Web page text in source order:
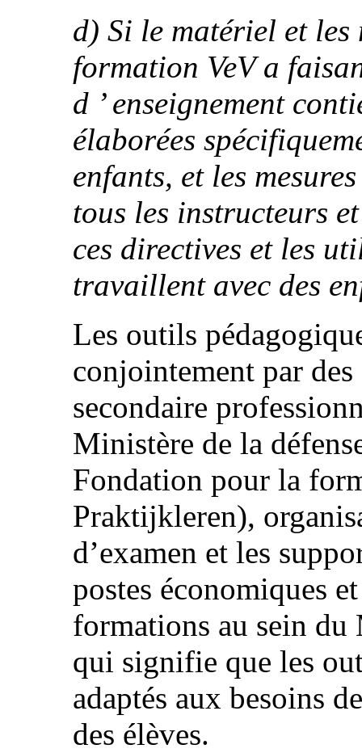
d) Si le matériel et
formation VeV a
d ’ enseignement
élaborées
enfants, et les
tous les instructeurs
ces directives et les
travaillent avec des
Les outils
conjointement par
secondaire
Ministère de la
Fondation pour la
Praktijkleren),
d’examen et les
postes économiques
formations au sein du
qui signifie que les
adaptés aux besoins
des élèves.